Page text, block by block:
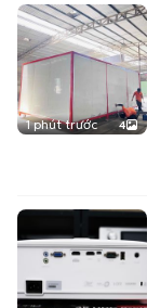
1 phút trước 4